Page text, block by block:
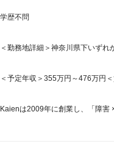
学歴不問
＜勤務地詳細＞神奈川県下いず
＜予定年収＞355万円～476万円
Kaienは2009年に創業し、「障害